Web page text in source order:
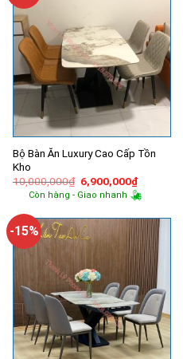
Bộ Bàn Ăn Luxury Cao Cấp Tồn
Kho
10,000,000₫ Giá
gốc
là:
6,900,000₫Giá
hiện
tại
Còn hàng - Giao nhanh
-15%